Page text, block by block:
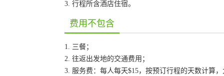
3. 行程所含酒店住宿。
费用不包含
1. 三餐；
2. 往返出发地的交通费用；
3. 服务费：每人每天$15，按预订行程的天数计算